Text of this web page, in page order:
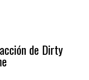
de Dirty